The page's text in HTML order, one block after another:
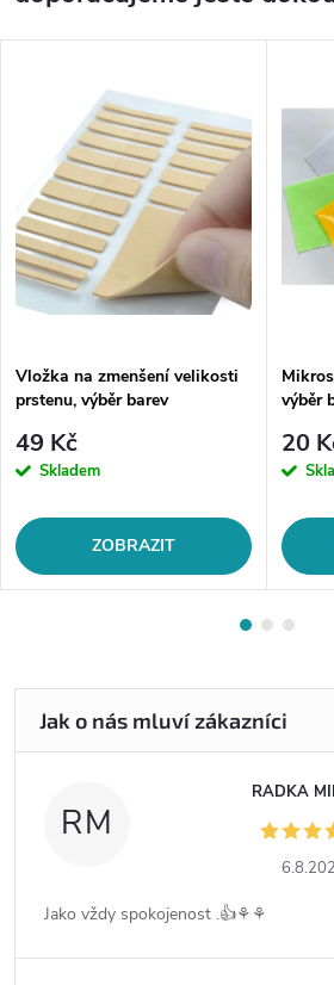
Vložka na zmenšení velikosti
prstenu, výběr barev
49 Kč
Skladem
ZOBRAZIT
výběr
20
RM
RADKA
Jako vždy spokojenost .👍⚘️⚘️